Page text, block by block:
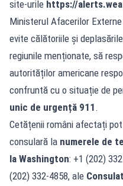
site-urile https://
Ministerul Afacerilor
evite călătoriile și
regiunile menționate, să
autorităților americane
confruntă cu o situație de
unic de urgență 911 .
Cetățenii români afectați
consulară la numerele de
la Washington: +1 (202)
(202) 332-4858, ale